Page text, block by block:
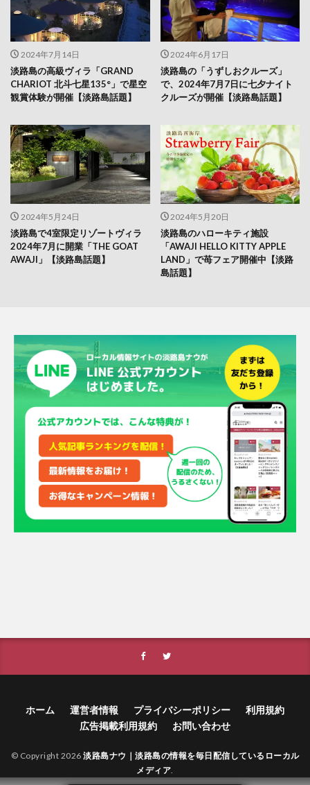
2024年7月14日
淡路島の高級ヴィラ「GRAND
CHARIOT 北斗七星135°」で星空
観賞体験が開催【淡路島話題】
2024年6月17日
淡路島の「うずしおクルーズ」
で、2024年7月7日に七夕ナイト
クルーズが開催【淡路島話題】
2024年5月24日
淡路島で4室限定リゾートヴィラ
2024年7月に開業「THE GOAT
AWAJI」【淡路島話題】
2024年5月20日
淡路島のハローキティ施設
「AWAJI HELLO KITTY APPLE
LAND」で苺フェア開催中【淡路
島話題】
ホーム 運営者情報 プライバシーポリシー
利用規約
広告掲載利用規約
お問い合わせ
© Copyright 2026 淡路島ナウ｜淡路島の情報を毎日配信しているローカル
メディア.